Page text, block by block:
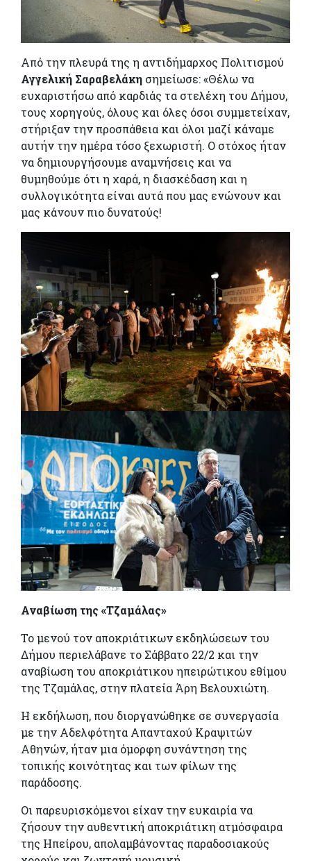
Από την πλευρά της η αντιδήμαρχος Πολιτισμού
Αγγελική Σαραβελάκη σημείωσε: «Θέλω να
ευχαριστήσω από καρδιάς τα στελέχη του Δήμου,
τους χορηγούς, όλους και όλες όσοι συμμετείχαν,
στήριξαν την προσπάθεια και όλοι μαζί κάναμε
αυτήν την ημέρα τόσο ξεχωριστή. Ο στόχος ήταν
να δημιουργήσουμε αναμνήσεις και να
θυμηθούμε ότι η χαρά, η διασκέδαση και η
συλλογικότητα είναι αυτά που μας ενώνουν και
μας κάνουν πιο δυνατούς!
Αναβίωση της «Τζαμάλας»
Το μενού τον αποκριάτικων εκδηλώσεων του
Δήμου περιελάβανε το Σάββατο 22/2 και την
αναβίωση του αποκριάτικου ηπειρώτικου εθίμου
της Τζαμάλας, στην πλατεία Άρη Βελουχιώτη.
Η εκδήλωση, που διοργανώθηκε σε συνεργασία
με την Αδελφότητα Απανταχού Κραψιτών
Αθηνών, ήταν μια όμορφη συνάντηση της
τοπικής κοινότητας και των φίλων της
παράδοσης.
Οι παρευρισκόμενοι είχαν την ευκαιρία να
ζήσουν την αυθεντική αποκριάτικη ατμόσφαιρα
της Ηπείρου, απολαμβάνοντας παραδοσιακούς